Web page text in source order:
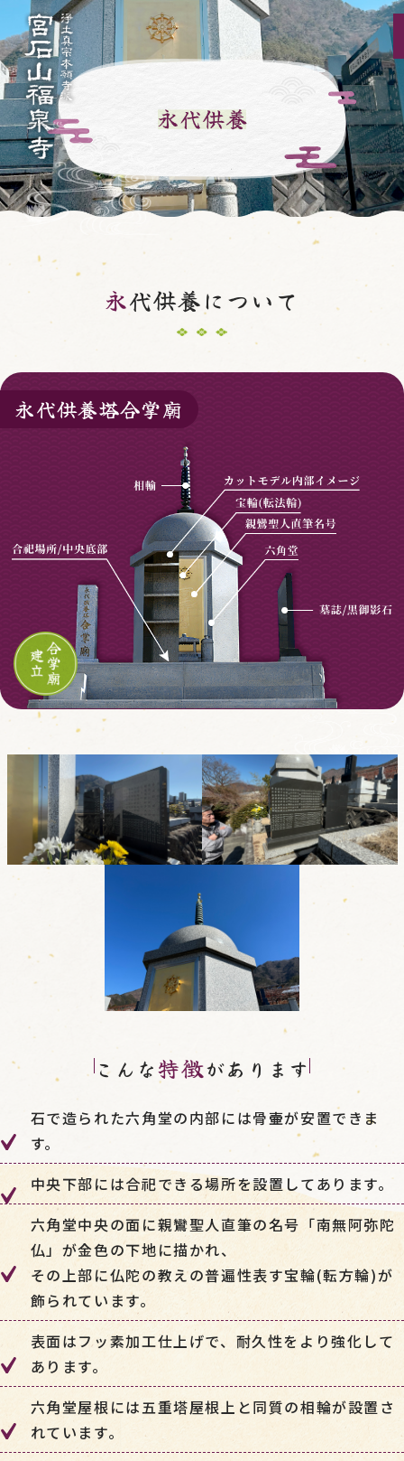
永代供養について
永代供養塔合掌廟
こんな特徴があります
石で造られた六角堂の内部には骨壷が安置できま
す。
中央下部には合祀できる場所を設置してあります。
六角堂中央の面に親鸞聖人直筆の名号「南無阿弥陀
仏」が金色の下地に描かれ、
その上部に仏陀の教えの普遍性表す宝輪(転方輪)が
飾られています。
表面はフッ素加工仕上げで、耐久性をより強化して
あります。
六角堂屋根には五重塔屋根上と同質の相輪が設置さ
れています。